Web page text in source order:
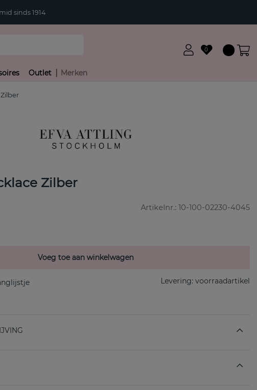
sinds 1914
0
Outlet Merken
Zilber
Artikelnr.: 10-100-02230-4045
Voeg toe aan winkelwagen
Levering: voorraadartikel